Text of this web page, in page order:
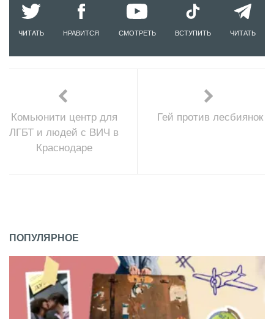
ЧИТАТЬ НРАВИТСЯ СМОТРЕТЬ ВСТУПИТЬ ЧИТАТЬ
Комьюнити центр для
ЛГБТ и людей с ВИЧ в
Краснодаре
Гей против лесбиянок
ПОПУЛЯРНОЕ